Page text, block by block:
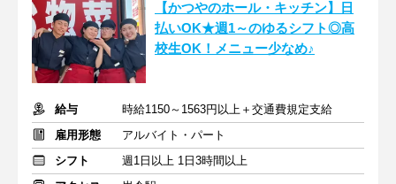
【かつやのホール・キッチン】日
払いOK★週1～のゆるシフト◎高
校生OK！メニュー少なめ♪
給与
時給1150～1563円以上＋交通費規定支給
雇用形態
アルバイト・パート
シフト
週1日以上 1日3時間以上